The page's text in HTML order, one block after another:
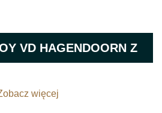
VD HAGENDOORN Z
więcej